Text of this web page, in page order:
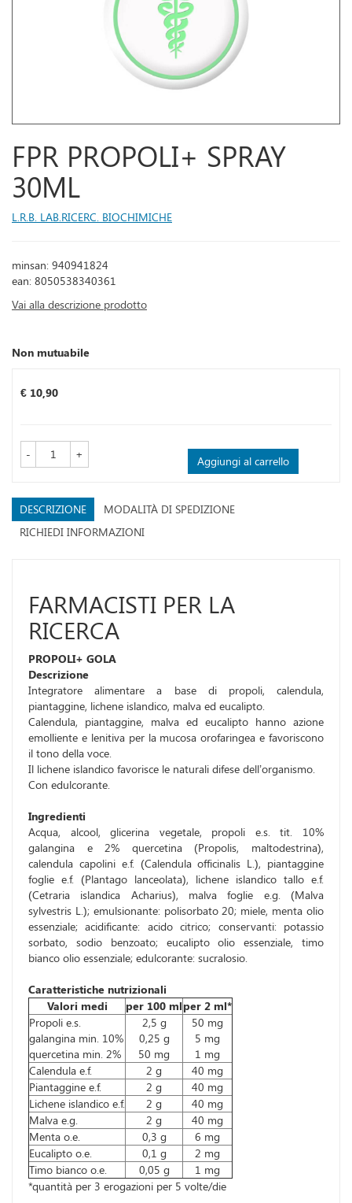
FPR PROPOLI+ SPRAY
30ML
L.R.B. LAB.RICERC. BIOCHIMICHE
minsan: 940941824
ean: 8050538340361
Vai alla descrizione prodotto
Non mutuabile
Prezzo
€ 10,90
- + Aggiungi al carrello
DESCRIZIONE
MODALITÀ DI SPEDIZIONE
RICHIEDI INFORMAZIONI
FARMACISTI PER LA
RICERCA
PROPOLI+ GOLA
Descrizione
Integratore alimentare a base di propoli, calendula,
piantaggine, lichene islandico, malva ed eucalipto.
Calendula, piantaggine, malva ed eucalipto hanno azione
emolliente e lenitiva per la mucosa orofaringea e favoriscono
il tono della voce.
Il lichene islandico favorisce le naturali difese dell’organismo.
Con edulcorante.
Ingredienti
Acqua, alcool, glicerina vegetale, propoli e.s. tit. 10%
galangina e 2% quercetina (Propolis, maltodestrina),
calendula capolini e.f. (Calendula officinalis L.), piantaggine
foglie e.f. (Plantago lanceolata), lichene islandico tallo e.f.
(Cetraria islandica Acharius), malva foglie e.g. (Malva
sylvestris L.); emulsionante: polisorbato 20; miele, menta olio
essenziale; acidificante: acido citrico; conservanti: potassio
sorbato, sodio benzoato; eucalipto olio essenziale, timo
bianco olio essenziale; edulcorante: sucralosio.
Caratteristiche nutrizionali
Valori medi
per 100 mlper 2 ml*
Propoli e.s.
galangina min. 10%
quercetina min. 2%
2,5 g
0,25 g
50 mg
50 mg
5 mg
1 mg
Calendula e.f.
2 g
40 mg
Piantaggine e.f.
2 g
40 mg
Lichene islandico e.f.
2 g
40 mg
Malva e.g.
2 g
40 mg
Menta o.e.
0,3 g
6 mg
Eucalipto o.e.
0,1 g
2 mg
Timo bianco o.e.
0,05 g
1 mg
*quantità per 3 erogazioni per 5 volte/die